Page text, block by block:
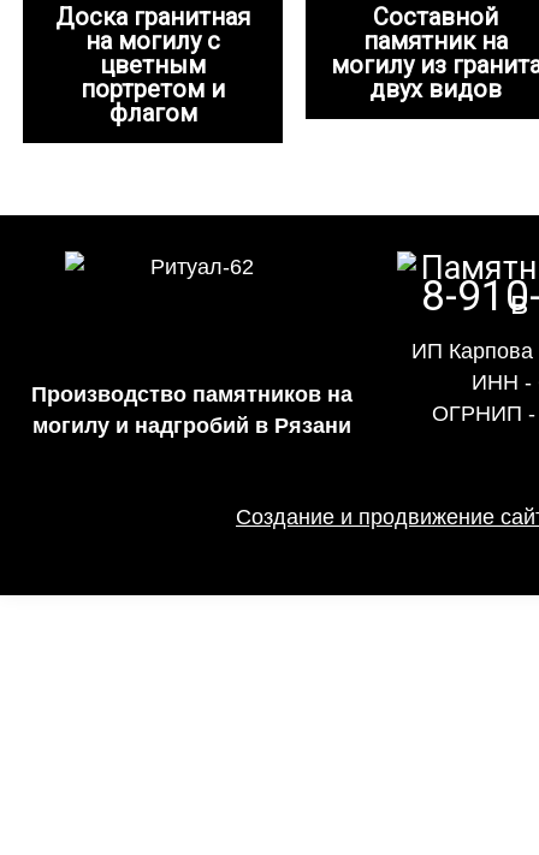
Доска гранитная
на могилу с
цветным
портретом и
флагом
Составной
памятник на
могилу из
двух видов
Производство памятников на
могилу и надгробий в Рязани
8-
ИП Карпова
ИНН -
ОГРНИП -
Создание и продвижение